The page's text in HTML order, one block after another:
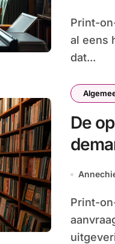
Print-on-demand, een term die je misschien
al eens
dat...
De
Print-on-demand, ofwel “drukken op